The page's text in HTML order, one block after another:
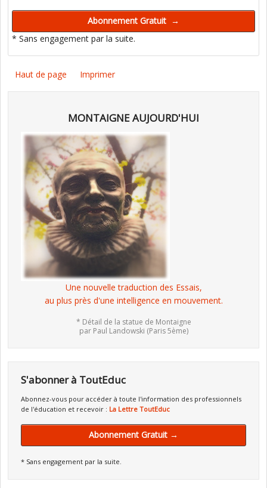
* Sans engagement par la suite.
Haut de page Imprimer
MONTAIGNE AUJOURD'HUI
Une nouvelle traduction des Essais,
au plus près d'une intelligence en mouvement.
* Détail de la statue de Montaigne
par Paul Landowski (Paris 5ème)
S'abonner à ToutEduc
Abonnez-vous pour accéder à toute l'information des professionnels
de l'éducation et recevoir : La Lettre ToutEduc
Abonnement Gratuit →
* Sans engagement par la suite.